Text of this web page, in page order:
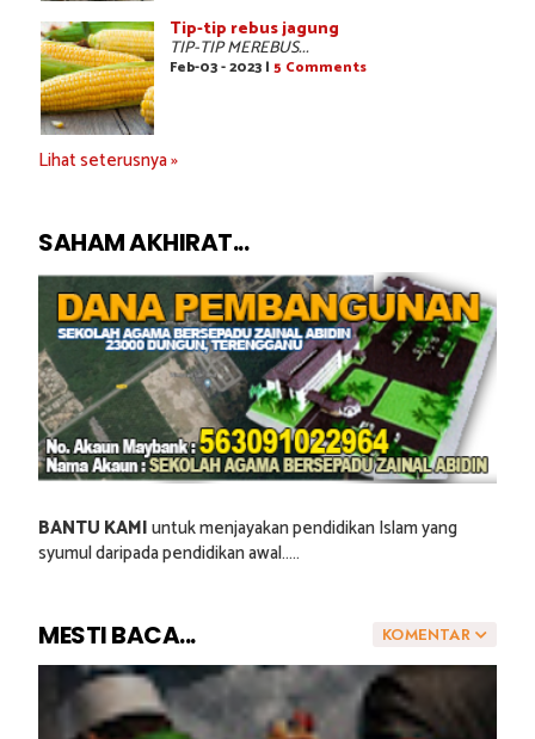
Tip-tip rebus jagung
TIP-TIP MEREBUS...
Feb-03 - 2023 | 5 Comments
Lihat seterusnya »
SAHAM AKHIRAT...
BANTU KAMIuntuk menjayakan pendidikan Islam yang
syumul daripada pendidikan awal.....
KOMENTAR
MESTI BACA...